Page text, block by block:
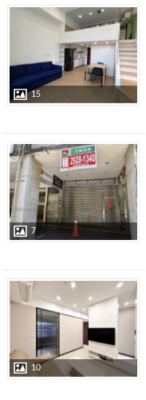
店長推薦
15
店長推薦
7
店長推薦
10